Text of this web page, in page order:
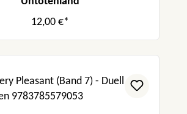
12,00 €*